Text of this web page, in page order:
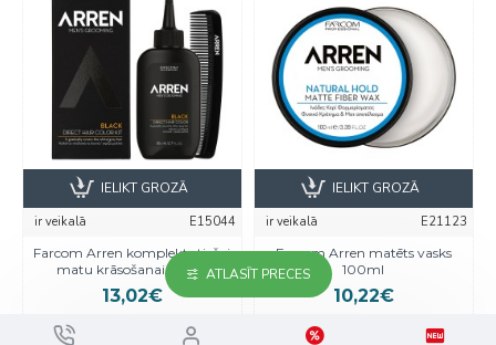
ir veikalā
E15044
Farcom Arren komplekts tiešai
matu krāsošanai melns
13,02€
IELIKT GROZĀ
ir veikalā
E21123
Farcom Arren matēts vasks
100ml
10,22€
IELIKT GROZĀ
ATLASĪT PRECES